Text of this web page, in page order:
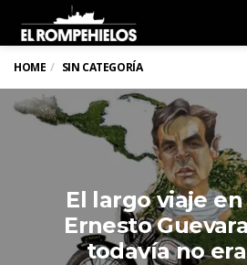
HOME SIN CATEGORÍA
El largo viaje
Ernesto
todavía no